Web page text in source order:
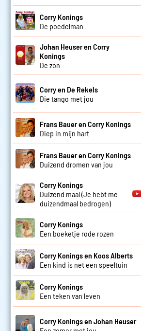
Corry Konings
De poedelman
Johan Heuser en Corry
Konings
De zon
Corry en De Rekels
Die tango met jou
Frans Bauer en Corry Konings
Diep in mijn hart
Frans Bauer en Corry Konings
Duizend dromen van jou
Corry Konings
Duizend maal (Je hebt me
duizendmaal bedrogen)
Corry Konings
Een boeketje rode rozen
Corry Konings en Koos Alberts
Een kind is net een speeltuin
Corry Konings
Een teken van leven
Corry Konings en Johan Heuser